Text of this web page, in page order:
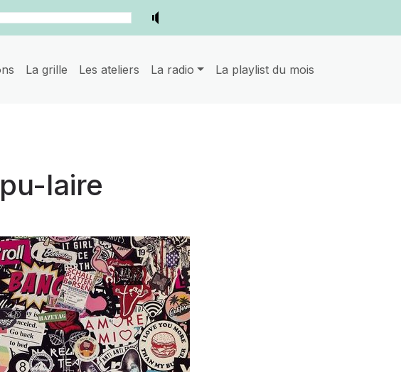
La grille Les ateliers La radio La playlist du mois
laire